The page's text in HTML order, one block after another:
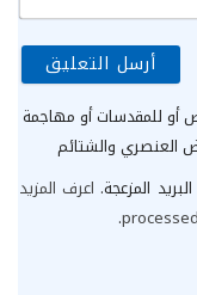
أو للمقدسات أو مهاجمة
العنصري والشتائم
المزعجة. اعرف المزيد
.